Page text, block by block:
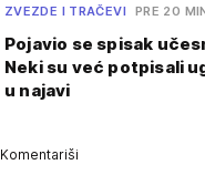
ZVEZDE I TRAČEVI PRE 20
Pojavio se spisak
Neki su već potpisali
u najavi
Komentariši